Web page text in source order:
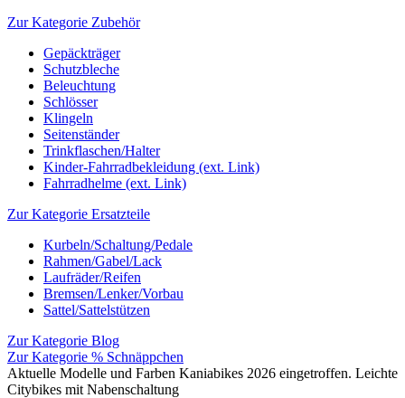
Zur Kategorie Zubehör
Gepäckträger
Schutzbleche
Beleuchtung
Schlösser
Klingeln
Seitenständer
Trinkflaschen/Halter
Kinder-Fahrradbekleidung (ext. Link)
Fahrradhelme (ext. Link)
Zur Kategorie Ersatzteile
Kurbeln/Schaltung/Pedale
Rahmen/Gabel/Lack
Laufräder/Reifen
Bremsen/Lenker/Vorbau
Sattel/Sattelstützen
Zur Kategorie Blog
Zur Kategorie % Schnäppchen
Aktuelle Modelle und Farben Kaniabikes 2026 eingetroffen. Leichte
Citybikes mit Nabenschaltung